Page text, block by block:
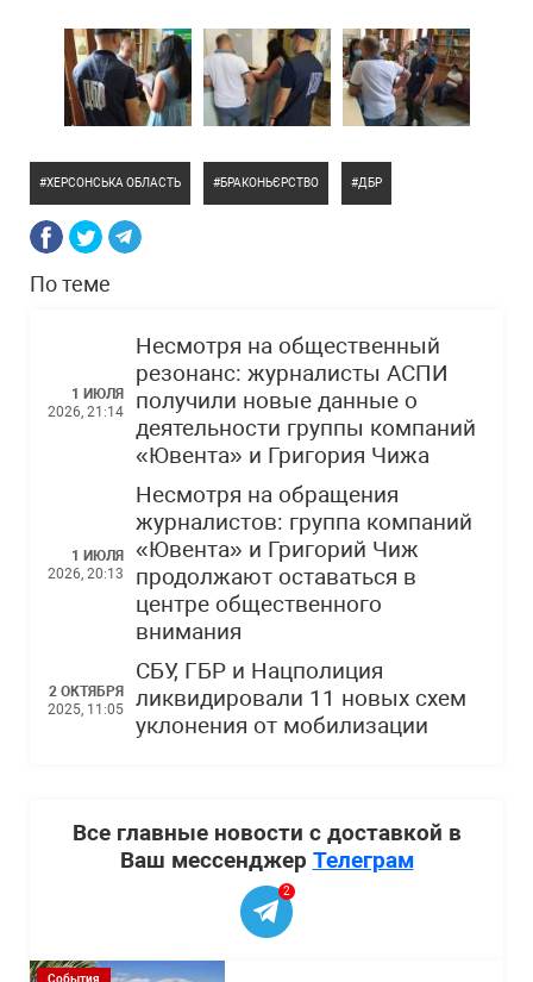
ХЕРСОНСЬКА ОБЛАСТЬ БРАКОНЬЄРСТВО ДБР
По теме
1 ИЮЛЯ
2026, 21:14
Несмотря на общественный
резонанс: журналисты АСПИ
получили новые данные о
деятельности группы компаний
«Ювента» и Григория Чижа
1 ИЮЛЯ
2026, 20:13
Несмотря на обращения
журналистов: группа компаний
«Ювента» и Григорий Чиж
продолжают оставаться в
центре общественного
внимания
2 ОКТЯБРЯ
2025, 11:05
СБУ, ГБР и Нацполиция
ликвидировали 11 новых схем
уклонения от мобилизации
Все главные новости с доставкой в
Ваш мессенджер Телеграм
2
События